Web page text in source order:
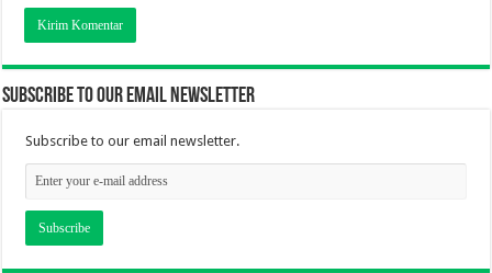
Subscribe to our email newsletter
Subscribe to our email newsletter.